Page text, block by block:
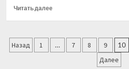
Читать далееПрочитать
вертикальный
VictoryFit
Пагинация
Назад 1 … 7 8 9 10
Далее